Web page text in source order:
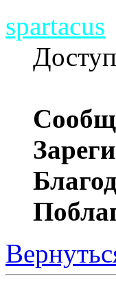
spartacus